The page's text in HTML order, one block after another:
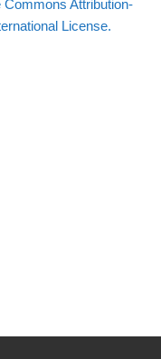
Attribution-
License.